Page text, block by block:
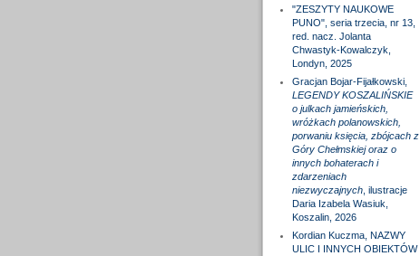
"ZESZYTY NAUKOWE
PUNO", seria trzecia, nr 13,
red. nacz. Jolanta
Chwastyk-Kowalczyk,
Londyn, 2025
Gracjan Bojar-Fijałkowski,
LEGENDY KOSZALIŃSKIE
o julkach jamieńskich,
wróżkach polanowskich,
porwaniu księcia, zbójcach z
Góry Chełmskiej oraz o
innych bohaterach i
zdarzeniach
niezwyczajnych, ilustracje
Daria Izabela Wasiuk,
Koszalin, 2026
Kordian Kuczma, NAZWY
ULIC I INNYCH OBIEKTÓW